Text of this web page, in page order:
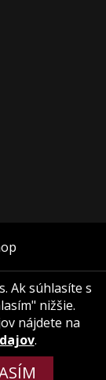
Ak súhlasíte s
nižšie.
nájdete na
.